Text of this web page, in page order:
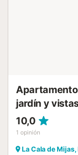
jardín y
10,0
1 opinión
La Cala de